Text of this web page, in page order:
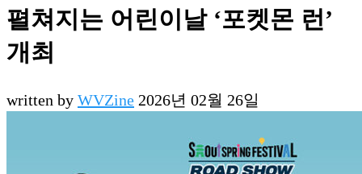
펼쳐지는 어린이날 ‘포켓몬 런’
개최
written by WVZine 2026년 02월 26일